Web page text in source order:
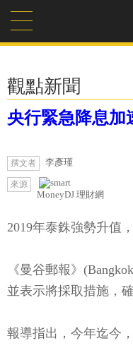
觀點新聞
央行緊急降息加
撰文者 李彥瑾
來源
MoneyDJ 理財網
2019年泰銖強勢升值
《曼谷郵報》
並表示將採取措施，
報導指出，今年迄今